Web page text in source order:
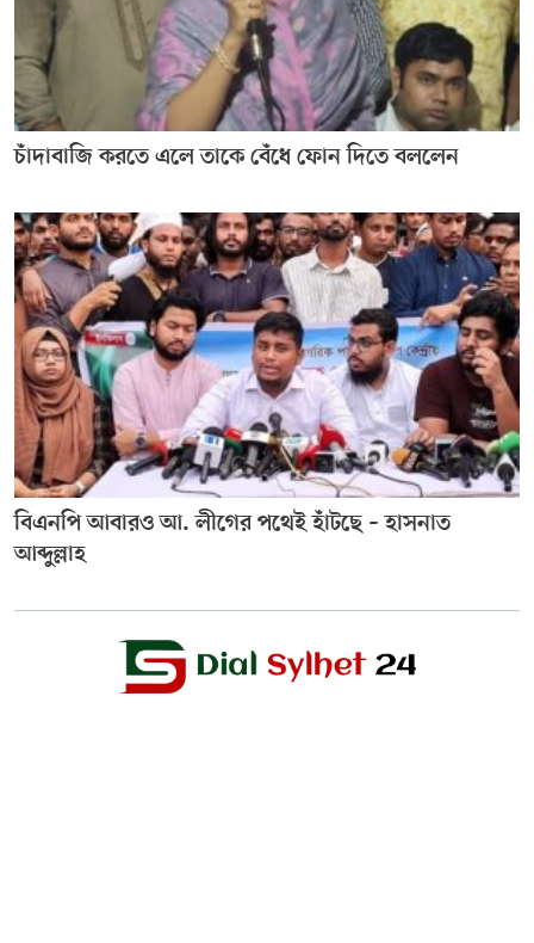
চাঁদাবাজি করতে এলে তাকে বেঁধে ফোন দিতে বললেন
বিএনপি আবারও আ. লীগের পথেই হাঁটছে – হাসনাত
আব্দুল্লাহ